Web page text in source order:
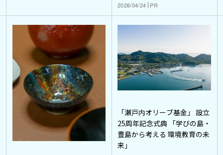
2026/04/24 PR
「瀬戸内オリーブ基金」 設立
25周年記念式典 「学びの島・
豊島から考える 環境教育の未
来」